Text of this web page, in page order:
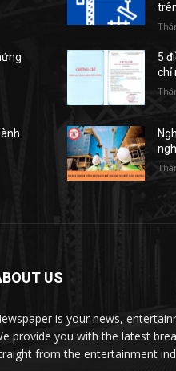
5
chỉ
US
is your news,
provide you with the latest
from the entertainment